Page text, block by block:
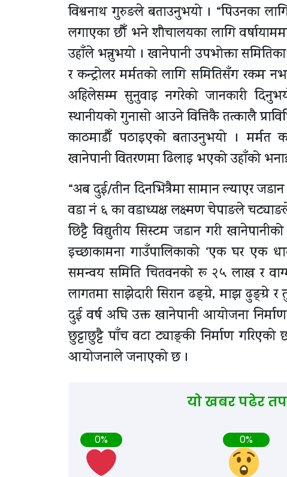
विश्वनाथ गुरुङले बताउनुभयो । “पिउनका
लगाएका छौँ भने शौचालयका लागि
उहाँले भन्नुभयो । खानेपानी उपभोक्ता
र कन्ट्रोलर मर्मतको लागि समितिसँग रकम
अहिलेसम्म सुनुवाइ नगरेको जानकारी
स्थानीयको गुनासो आउने वित्तिकै तत्कालै
काठमाडौँ पठाइएको बताउनुभयो । मर्मत
खानेपानी वितरणमा ढिलाइ भएको उहाँको
“अब दुई/तीन दिनभित्रैमा सामान ल्याएर
वडा नं ६ का वडाध्यक्ष लक्ष्मण चेपाङले
छिट्टै विद्युतीय सिस्टम जडान गरी
इच्छाकामना गाउँपालिकाको ‘एक घर एक
समन्वय समिति चितवनको रू २५ लाख र
लागतमा साझेदारी सिरान ढङ्ग्रे, माझ ढुङ्ग्रे
दुई वर्ष अघि उक्त खानेपानी आयोजना
छुट्टाछुट्टै पाँच वटा ट्याङ्की निर्माण
आयोजनाले जनाएको छ ।
यो खबर पढेर
0% 0%